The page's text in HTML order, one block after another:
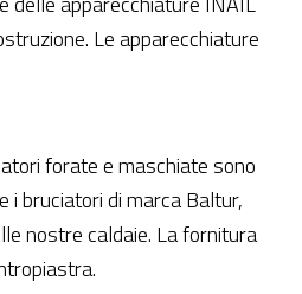
Le apparecchiature
forate e maschiate sono
bruciatori di marca Baltur,
nostre caldaie. La fornitura